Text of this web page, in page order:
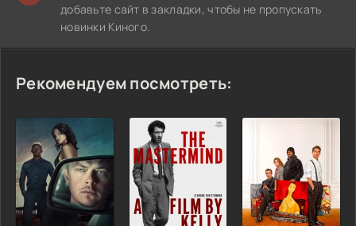
добавьте сайт в закладки, чтобы не пропускать
новинки Киного.
Рекомендуем посмотреть: